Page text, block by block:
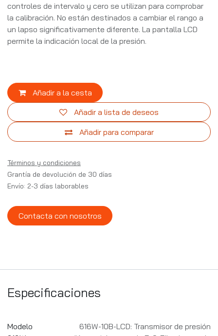
controles de intervalo y cero se utilizan para comprobar
la calibración. No están destinados a cambiar el rango a
un lapso significativamente diferente. La pantalla LCD
permite la indicación local de la presión.
Añadir a la cesta
Añadir para comparar
Añadir a lista de deseos
Términos y condiciones
Grantía de devolución de 30 días
Envío: 2-3 días laborables
Contacta con nosotros
Especificaciones
Modelo
616W-10B-LCD: Transmisor de presión